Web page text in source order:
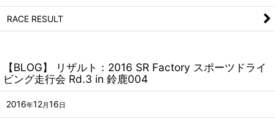
【BLOG】 リザルト：2016 SR Factory スポーツドライ
ビング走行会 Rd.3 in 鈴鹿004
2016年12月16日
RACE RESULT